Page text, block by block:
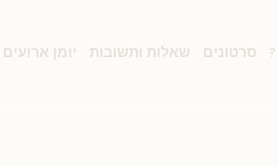
סרטונים שאלות ותשובות יומן ארועים